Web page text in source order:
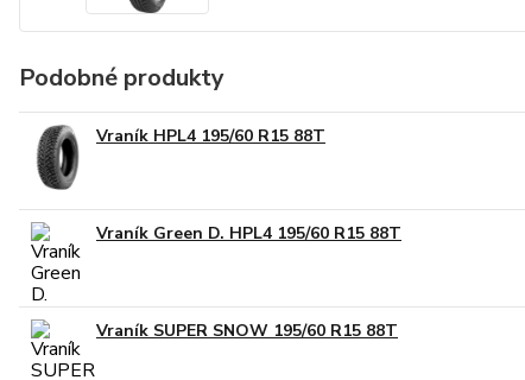
Podobné produkty
Vraník HPL4 195/60 R15 88T
Vraník Green D. HPL4 195/60 R15 88T
Vraník SUPER SNOW 195/60 R15 88T